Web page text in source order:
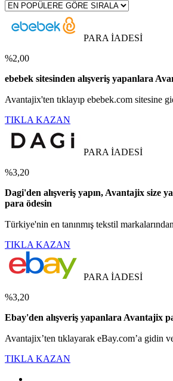
PARA İADESİ
%2,00
ebebek sitesinden alışveriş yapanlara
Avantajix'ten tıklayıp ebebek.com sitesine
TIKLA KAZAN
PARA İADESİ
%3,20
Dagi'den alışveriş yapın, Avantajix size
para ödesin
Türkiye'nin en tanınmış tekstil
TIKLA KAZAN
PARA İADESİ
%3,20
Ebay'den alışveriş yapanlara Avantajix
Avantajix’ten tıklayarak eBay.com’a gidin
TIKLA KAZAN